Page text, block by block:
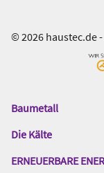
© 2026 haustec.de
Das
Gentner
Baumetall
Die Kälte
ERNEUERBARE